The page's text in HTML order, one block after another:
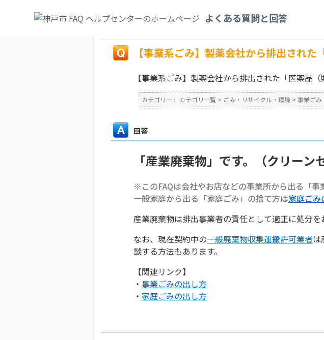
よくある質問と回答
いですか？
【事業系ごみ】製薬会社から排出され
【事業系ごみ】製薬会社から排出された「医薬品
カテゴリー : カテゴリ一覧 > ごみ・リサイクル・環境 > 事業ごみ
回答
「産業廃棄物」です。（クリーン
※このFAQは会社やお店などの事業所から出る「事
一般家庭から出る「家庭ごみ」の捨て方は家庭ごみ
産業廃棄物は排出事業者の責任として適正に処分を
なお、現在契約中の一般廃棄物収集運搬許可業者は
談する方法もあります。
【関連リンク】
・ 事業ごみの出し方
・ 家庭ごみの出し方